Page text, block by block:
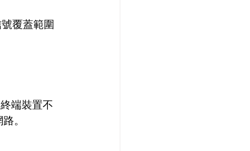
覆蓋範圍
端裝置不
。